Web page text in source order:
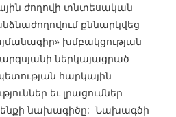
ժողովի տնտեսական
քննարկվեց
խմբակցության
ներկայացրած
հարկային
եւ լրացումներ
նախագիծը: Նախագծի